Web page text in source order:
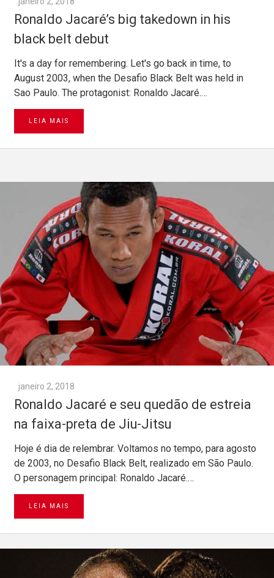
Ronaldo Jacaré’s big takedown in his
black belt debut
It's a day for remembering. Let's go back in time, to
August 2003, when the Desafio Black Belt was held in
Sao Paulo. The protagonist: Ronaldo Jacaré.…
LEIA MAIS
janeiro 2, 2018
Ronaldo Jacaré e seu quedão de estreia
na faixa-preta de Jiu-Jitsu
Hoje é dia de relembrar. Voltamos no tempo, para agosto
de 2003, no Desafio Black Belt, realizado em São Paulo.
O personagem principal: Ronaldo Jacaré.…
LEIA MAIS